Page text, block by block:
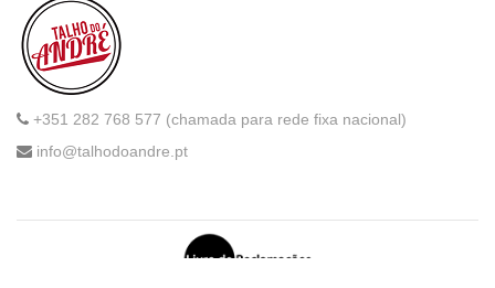
+351 282 768 577 (chamada para rede fixa nacional)
info@talhodoandre.pt